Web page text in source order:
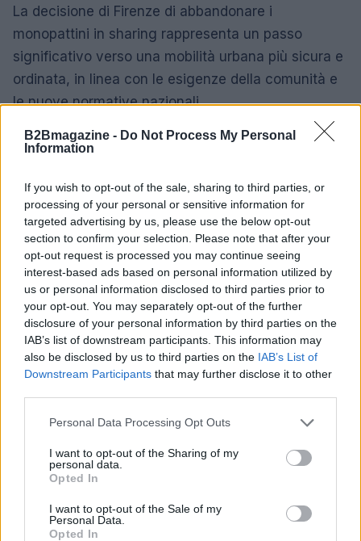
B2Bmagazine - Do Not Process My Personal
Information
If you wish to opt-out of the sale, sharing to third parties, or
processing of your personal or sensitive information for
targeted advertising by us, please use the below opt-out
section to confirm your selection. Please note that after your
opt-out request is processed you may continue seeing
interest-based ads based on personal information utilized by
us or personal information disclosed to third parties prior to
your opt-out. You may separately opt-out of the further
disclosure of your personal information by third parties on the
IAB’s list of downstream participants. This information may
also be disclosed by us to third parties on the IAB’s List of
Downstream Participants that may further disclose it to other
Please note that this website/app uses one or more Google
not limited to your visit or usage behaviour. You may click to
grant or deny consent to Google and its third-party tags to
use your data for below specified purposes in below Google
consent section.
Personal Data Processing Opt Outs
I want to opt-out of the Sharing of my
personal data.
Opted In
I want to opt-out of the Sale of my
Personal Data.
Opted In
La decisione di Firenze di abbandonare i
monopattini in sharing rappresenta un passo
significativo verso una mobilità urbana più sicura e
ordinata, in linea con le esigenze della comunità e
le nuove normative nazionali.
Bianca Marchesi
Bianca Marchesi ha pubblicato un’inchiesta
dopo aver convinto l'ufficio comunale di
Genova a rilasciare verbali, sostenendo una
posizione editoriale provocatoria sulle
politiche urbane. Editorialista urbana,
conserva un archivio fotografico delle piazze
genovesi come quaderno personale.